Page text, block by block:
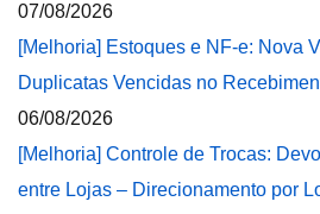
07/08/2026
[Melhoria] Estoques e NF-e: Nova
Duplicatas Vencidas no
06/08/2026
[Melhoria] Controle de Trocas:
entre Lojas – Direcionamento por